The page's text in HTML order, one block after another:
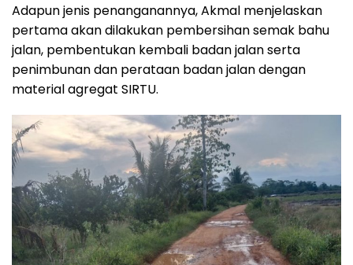
Adapun jenis penanganannya, Akmal menjelaskan
pertama akan dilakukan pembersihan semak bahu
jalan, pembentukan kembali badan jalan serta
penimbunan dan perataan badan jalan dengan
material agregat SIRTU.